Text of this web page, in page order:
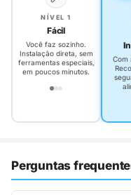
NÍVEL 1
Fácil
Você faz sozinho.
Instalação direta, sem
ferramentas especiais,
em poucos minutos.
Com
Perguntas